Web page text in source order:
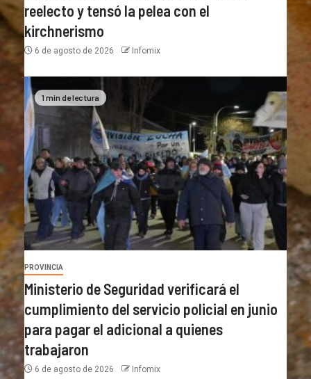
reelecto y tensó la pelea con el
kirchnerismo
6 de agosto de 2026 Infomix
1 min de lectura
PROVINCIA
Ministerio de Seguridad verificará el
cumplimiento del servicio policial en junio
para pagar el adicional a quienes
trabajaron
6 de agosto de 2026 Infomix